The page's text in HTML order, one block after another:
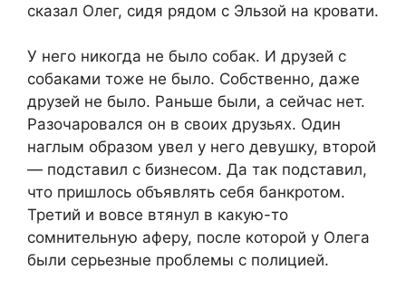
сказал Олег, сидя рядом с Эльзой на кровати.
У него никогда не было собак. И друзей с
собаками тоже не было. Собственно, даже
друзей не было. Раньше были, а сейчас нет.
Разочаровался он в своих друзьях. Один
наглым образом увел у него девушку, второй
— подставил с бизнесом. Да так подставил,
что пришлось объявлять себя банкротом.
Третий и вовсе втянул в какую-то
сомнительную аферу, после которой у Олега
были серьезные проблемы с полицией.